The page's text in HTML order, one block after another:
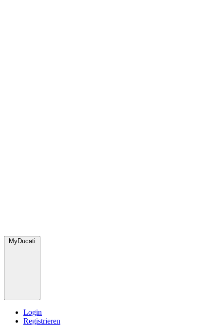
MyDucati
Login
Registrieren